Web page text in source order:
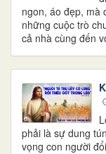
ngon, áo đẹp, mà
những cuộc trò
cả nhà cùng đến
phải là sự dung
vọng con người